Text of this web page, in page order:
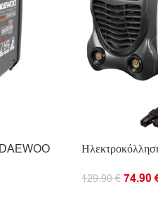
129.90€ 74.90